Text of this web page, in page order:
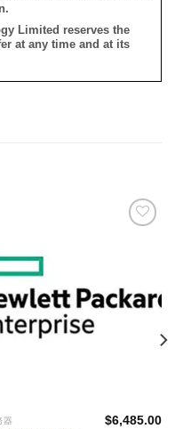
Limited reserves the
at any time and at its
器 $6,485.00